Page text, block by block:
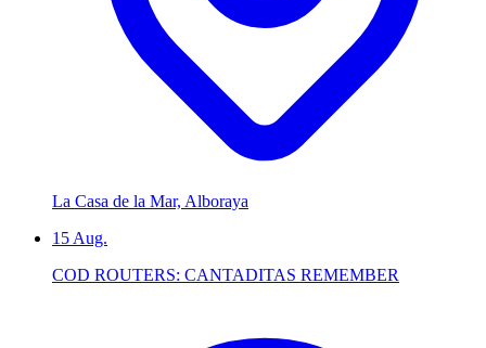
La Casa de la Mar, Alboraya
15 Aug.
COD ROUTERS: CANTADITAS REMEMBER